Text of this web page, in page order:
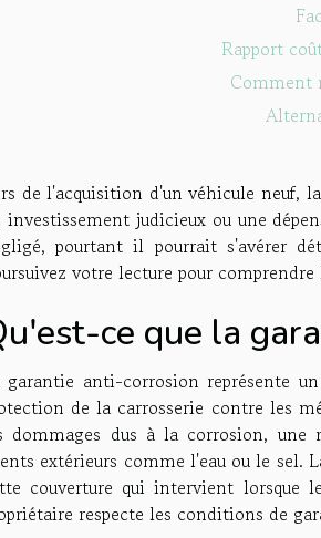
Rapport
Comment
de l'acquisition d'un véhicule neuf,
investissement judicieux ou une
pourtant il pourrait s'avérer
votre lecture pour
ce que la
garantie anti-corrosion représente
de la carrosserie contre les
dommages dus à la corrosion, une
extérieurs comme l'eau ou le sel.
couverture qui intervient lorsque
respecte les conditions de